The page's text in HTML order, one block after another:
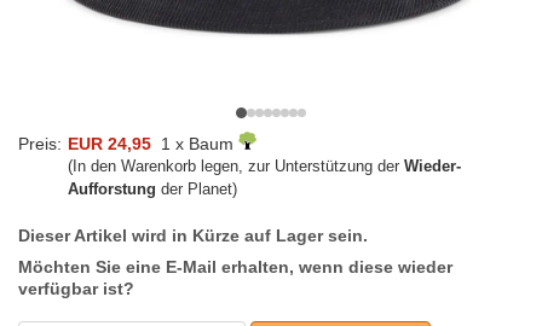
Preis: EUR 24,95 1 x Baum
(In den Warenkorb legen, zur Unterstützung der Wieder-
Aufforstung der Planet)
Dieser Artikel wird in Kürze auf Lager sein.
Möchten Sie eine E-Mail erhalten, wenn diese wieder
verfügbar ist?